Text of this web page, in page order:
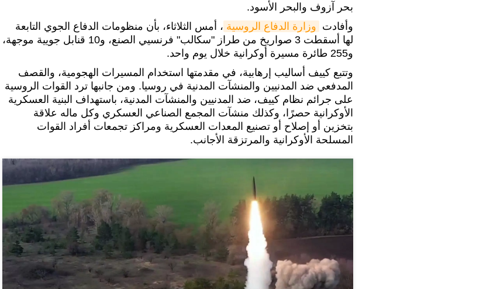
بحر آزوف والبحر الأسود.
وأفادت وزارة الدفاع الروسية ، أمس الثلاثاء، بأن منظومات الدفاع الجوي التابعة
لها أسقطت 3 صواريخ من طراز "سكالب" فرنسيي الصنع، و10 قنابل جويية موجهة،
و255 طائرة مسيرة أوكرانية خلال يوم واحد.
وتتبع كييف أساليب إرهابية، في مقدمتها استخدام المسيرات الهجومية، والقصف
المدفعي ضد المدنيين والمنشآت المدنية في روسيا. ومن جانبها ترد القوات الروسية
على جرائم نظام كييف، ضد المدنيين والمنشآت المدنية، باستهداف البنية العسكرية
الأوكرانية حصرًا، وكذلك منشآت المجمع الصناعي العسكري وكل ماله علاقة
بتخزين أو إصلاح أو تصنيع المعدات العسكرية ومراكز تجمعات أفراد القوات
المسلحة الأوكرانية والمرتزقة الأجانب.